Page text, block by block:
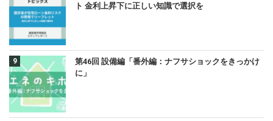
ト 金利上昇下に正しい知識で選択を
第46回 設備編「番外編：ナフサショックをきっかけ
に」